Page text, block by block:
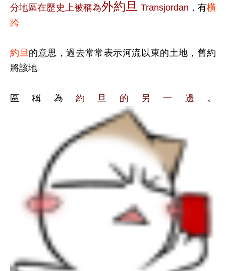
分地區在歷史上被稱為外約旦 Transjordan ，有橫
跨
約旦的意思，過去常常表示河流以東的土地，舊約
將該地
區稱為 約旦的另一邊 。